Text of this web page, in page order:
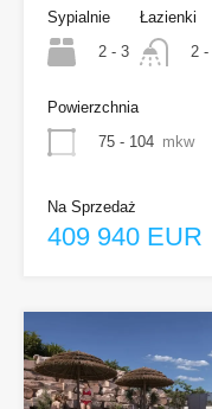
Sypialnie
2 - 3
Łazienki
2 -
Powierzchnia
75 - 104 mkw
Na Sprzedaż
409 940 EUR